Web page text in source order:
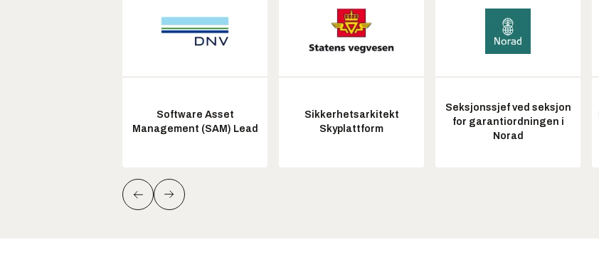
Software Asset
Management (SAM) Lead
Sikkerhetsarkitekt
Skyplattform
Seksjonssjef ved seksjon
for garantiordningen i
Norad